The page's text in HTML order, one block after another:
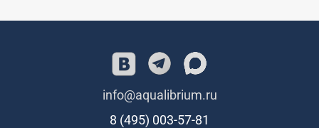
info@aqualibrium.ru
8 (495) 003-57-81